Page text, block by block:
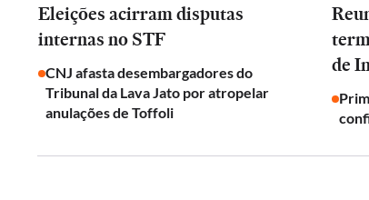
Eleições acirram disputas
internas no STF
CNJ afasta desembargadores do
Tribunal da Lava Jato por atropelar
anulações de Toffoli
de